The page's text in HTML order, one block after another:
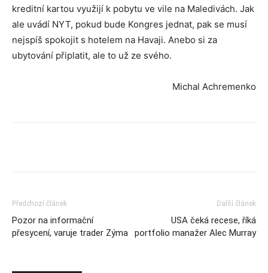
kreditní kartou využijí k pobytu ve vile na Maledivách. Jak
ale uvádí NYT, pokud bude Kongres jednat, pak se musí
nejspíš spokojit s hotelem na Havaji. Anebo si za
ubytování připlatit, ale to už ze svého.
Michal Achremenko
Předchozí článek
Pozor na informační
přesycení, varuje trader Zýma
Další článek
USA čeká recese, říká
portfolio manažer Alec Murray